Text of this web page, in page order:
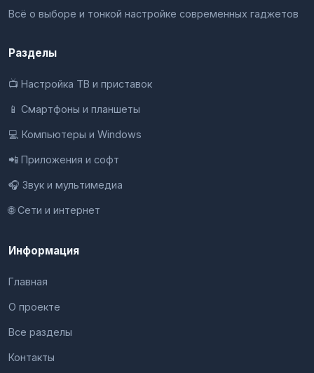
Всё о выборе и тонкой настройке современных гаджетов
Разделы
📺 Настройка ТВ и приставок
📱 Смартфоны и планшеты
💻 Компьютеры и Windows
📲 Приложения и софт
🎧 Звук и мультимедиа
🌐 Сети и интернет
Информация
Главная
О проекте
Все разделы
Контакты